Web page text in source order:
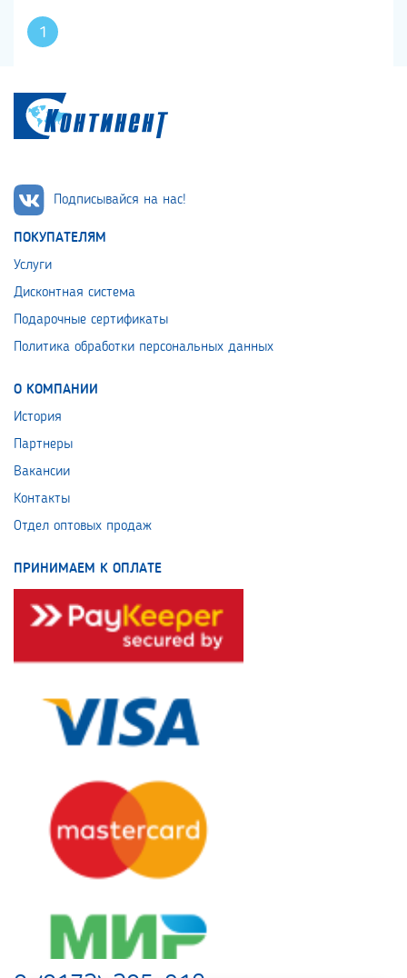
1
Подписывайся на нас!
ПОКУПАТЕЛЯМ
Услуги
Дисконтная система
Подарочные сертификаты
Политика обработки персональных данных
О КОМПАНИИ
История
Партнеры
Вакансии
Контакты
Отдел оптовых продаж
ПРИНИМАЕМ К ОПЛАТЕ